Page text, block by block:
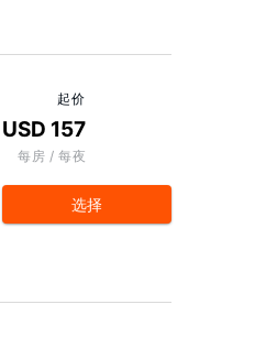
起价
USD 157
每房 / 每夜
选择